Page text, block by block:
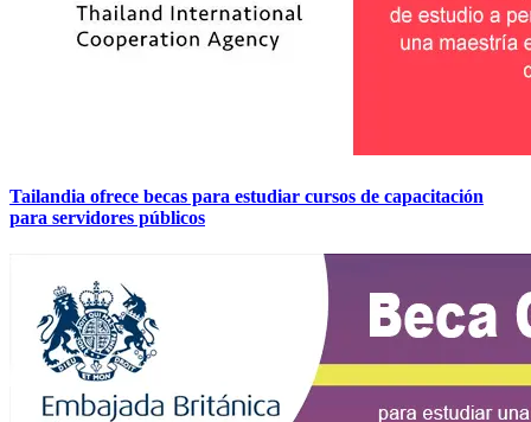
Tailandia ofrece becas para estudiar cursos de capacitación
para servidores públicos